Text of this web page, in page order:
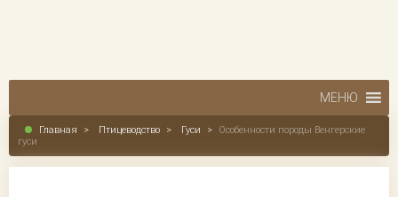
МЕНЮ
Главная > Птицеводство > Гуси >
Особенности породы Венгерские
гуси